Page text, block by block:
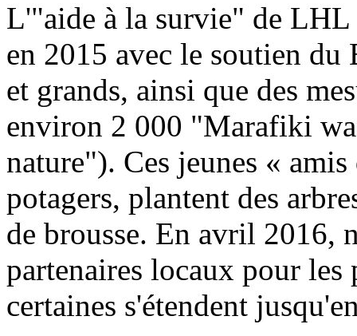
L'"aide à la survie" de
en 2015 avec le soutien
et grands, ainsi que des
environ 2 000 "Marafiki
nature"). Ces jeunes «
potagers, plantent des
de brousse. En avril 2016,
partenaires locaux pour
certaines s'étendent